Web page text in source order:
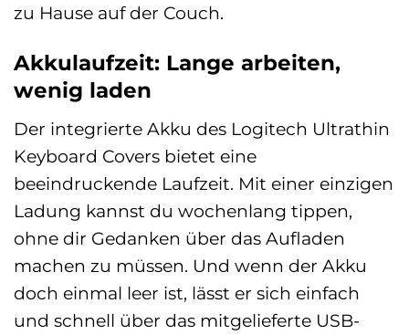
zu Hause auf der Couch.
Akkulaufzeit: Lange arbeiten,
wenig laden
Der integrierte Akku des Logitech Ultrathin
Keyboard Covers bietet eine
beeindruckende Laufzeit. Mit einer einzigen
Ladung kannst du wochenlang tippen,
ohne dir Gedanken über das Aufladen
machen zu müssen. Und wenn der Akku
doch einmal leer ist, lässt er sich einfach
und schnell über das mitgelieferte USB-